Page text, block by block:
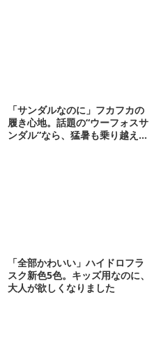
「サンダルなのに」フカフカの
履き心地。話題の“ウーフォスサ
ンダル”なら、猛暑も乗り越えら
「全部かわいい」ハイドロフラ
スク新色5色。キッズ用なのに、
大人が欲しくなりました